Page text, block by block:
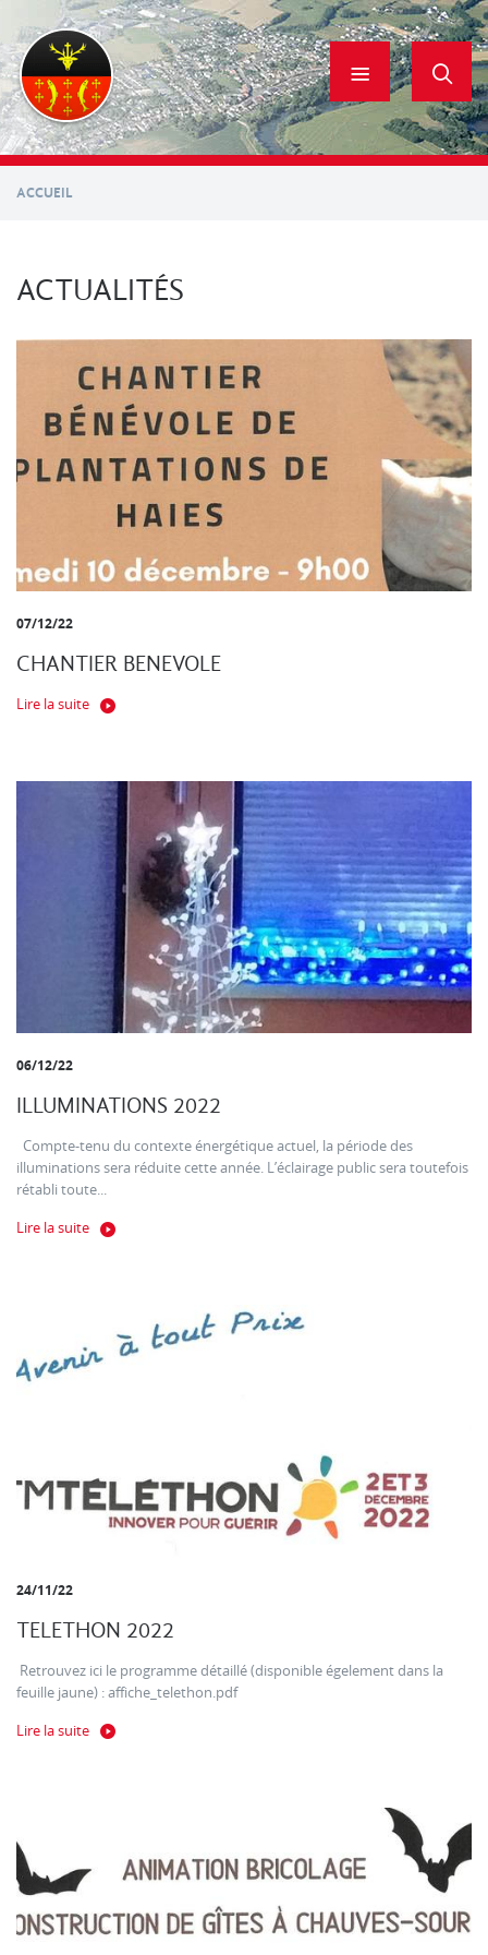
contenu
principal
ACCUEIL
ACTUALITÉS
07/12/22
CHANTIER BENEVOLE
Lire la suite
06/12/22
ILLUMINATIONS 2022
Compte-tenu du contexte énergétique actuel, la période des
illuminations sera réduite cette année. L’éclairage public sera toutefois
rétabli toute...
Lire la suite
24/11/22
TELETHON 2022
Retrouvez ici le programme détaillé (disponible égelement dans la
feuille jaune) : affiche_telethon.pdf
Lire la suite